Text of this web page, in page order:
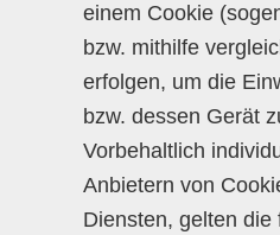
einem Cookie
bzw. mithilfe
erfolgen, um die
bzw. dessen Gerät
Vorbehaltlich
Anbietern von
Diensten, gelten die